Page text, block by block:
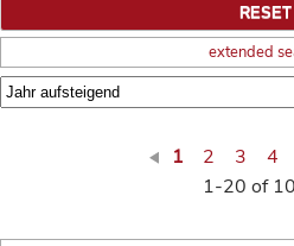
extended
1 2 3 4
1-20 of